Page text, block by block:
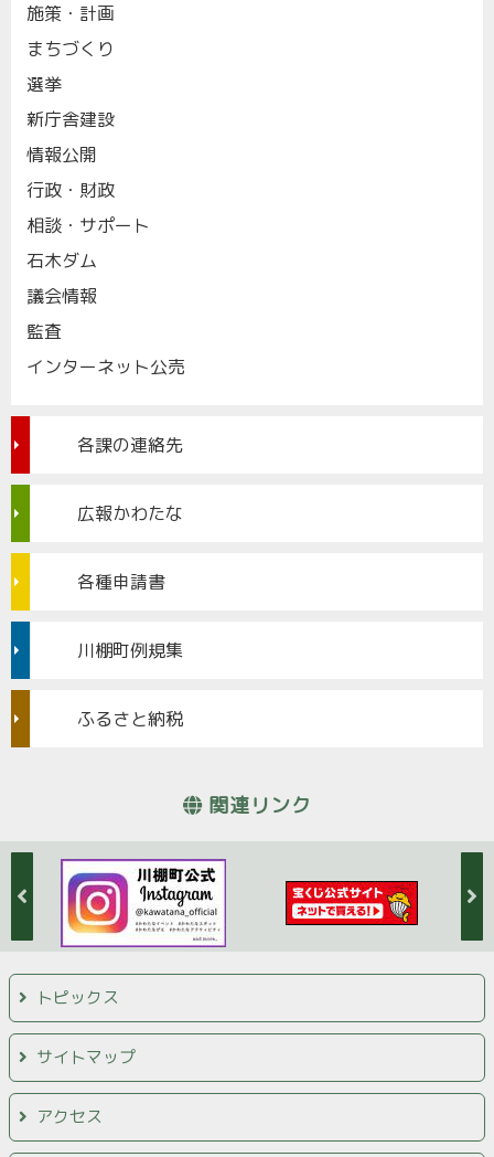
施策・計画
まちづくり
選挙
新庁舎建設
情報公開
行政・財政
相談・サポート
石木ダム
議会情報
監査
インターネット公売
各課の連絡先
広報かわたな
各種申請書
川棚町例規集
ふるさと納税
関連リンク
トピックス
サイトマップ
アクセス